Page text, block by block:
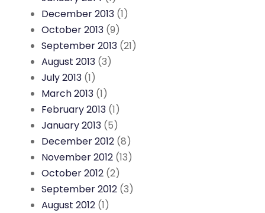
December 2013 (1)
October 2013 (9)
September 2013 (21)
August 2013 (3)
July 2013 (1)
March 2013 (1)
February 2013 (1)
January 2013 (5)
December 2012 (8)
November 2012 (13)
October 2012 (2)
September 2012 (3)
August 2012 (1)